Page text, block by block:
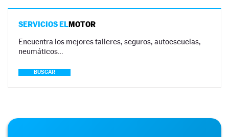
SERVICIOS ELMOTOR
Encuentra los mejores talleres, seguros, autoescuelas,
neumáticos…
BUSCAR